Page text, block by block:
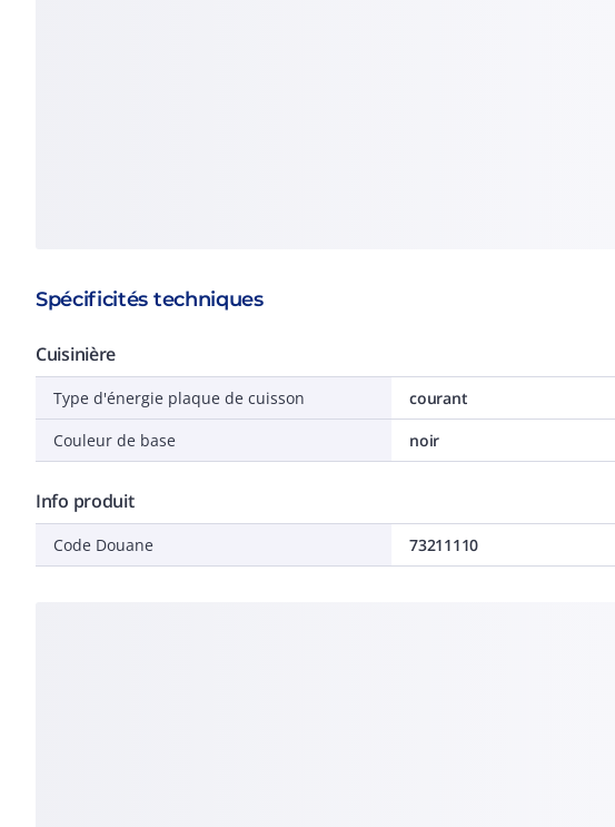
Spécificités techniques
Cuisinière
Type d'énergie plaque de cuisson
courant
Couleur de base
noir
Info produit
Code Douane 73211110